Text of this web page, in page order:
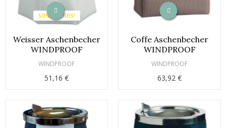
SONDERPREIS!
Weisser Aschenbecher
WINDPROOF
WINDPROOF
51,16 €
Coffe Aschenbecher
WINDPROOF
WINDPROOF
63,92 €